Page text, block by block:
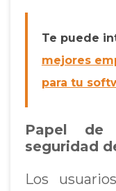
Te puede
mejores
para tu
Papel
seguridad
Los